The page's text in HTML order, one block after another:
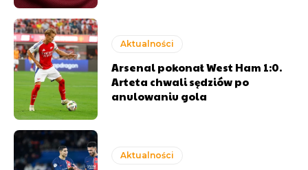
Aktualności
Arsenal pokonał West Ham 1:0.
Arteta chwali sędziów po
anulowaniu gola
Aktualności